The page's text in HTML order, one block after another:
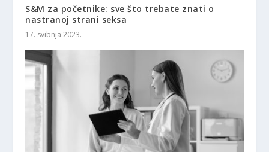
S&M za početnike: sve što trebate znati o
nastranoj strani seksa
17. svibnja 2023.